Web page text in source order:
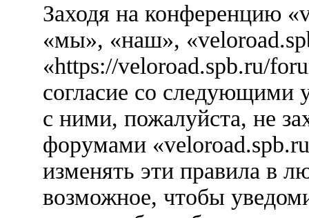
Заходя на конференцию
«мы», «наш»,
«https://veloroad.spb.ru/
согласие со следующими
с ними, пожалуйста, не
форумами
изменять эти правила в
возможное, чтобы